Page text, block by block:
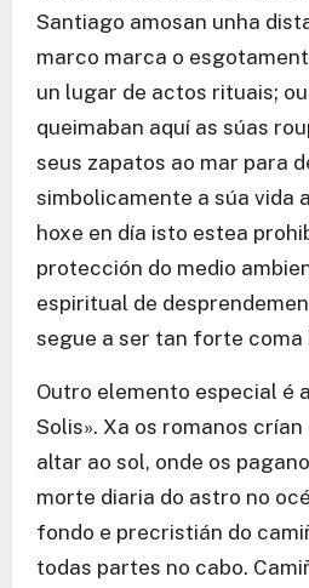
Santiago amosan unha
marco marca o
un lugar de actos rituais;
queimaban aquí as súas
seus zapatos ao mar para
simbolicamente a súa vida
hoxe en día isto estea
protección do medio
espiritual de
segue a ser tan forte coma
Outro elemento especial é
Solis». Xa os romanos
altar ao sol, onde os
morte diaria do astro no
fondo e precristián do
todas partes no cabo.